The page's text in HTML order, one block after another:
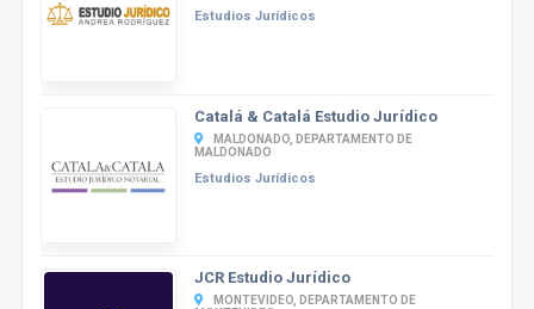
Estudios Jurídicos
Catalá & Catalá Estudio Jurídico
MALDONADO, DEPARTAMENTO DE
MALDONADO
Estudios Jurídicos
JCR Estudio Jurídico
MONTEVIDEO, DEPARTAMENTO DE